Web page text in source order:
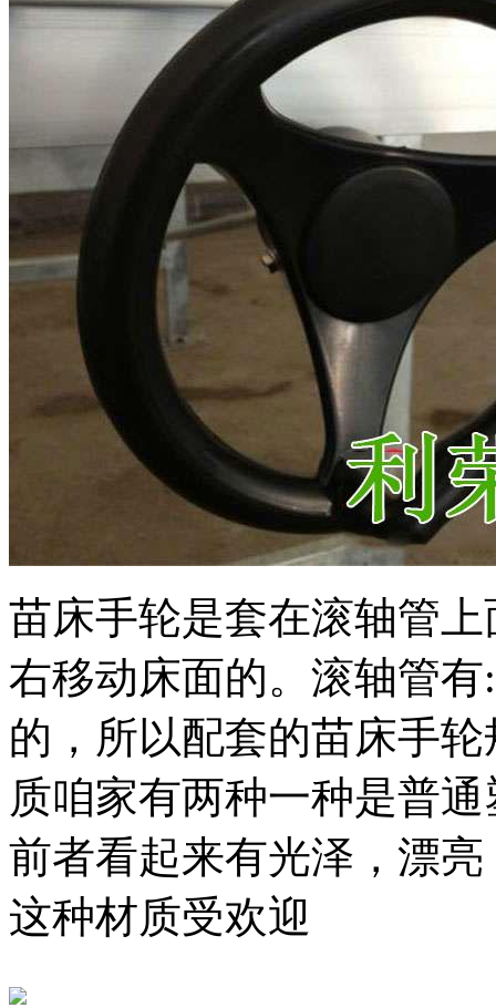
苗床手轮是套在滚轴管
右移动床面的。滚轴管
的，所以配套的苗床手
质咱家有两种一种是普
前者看起来有光泽，漂
这种材质受欢迎